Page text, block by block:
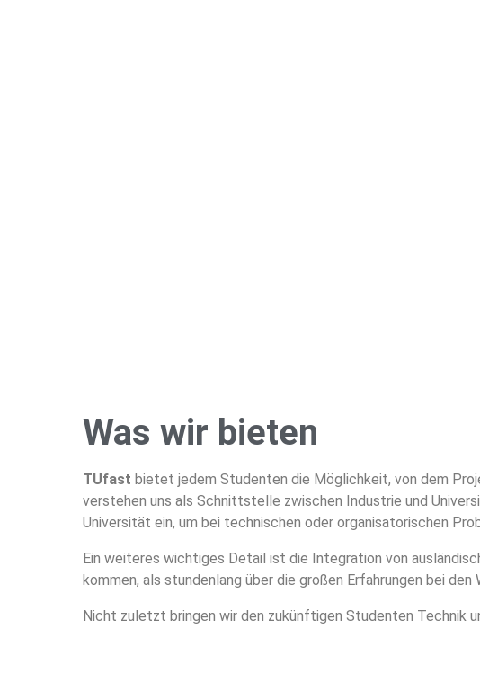
Was wir bieten
TUfast bietet jedem Studenten die Möglichkeit, von dem
verstehen uns als Schnittstelle zwischen Industrie und
Universität ein, um bei technischen oder organisatorischen
Ein weiteres wichtiges Detail ist die Integration von
kommen, als stundenlang über die großen Erfahrungen bei
Nicht zuletzt bringen wir den zukünftigen Studenten Technik